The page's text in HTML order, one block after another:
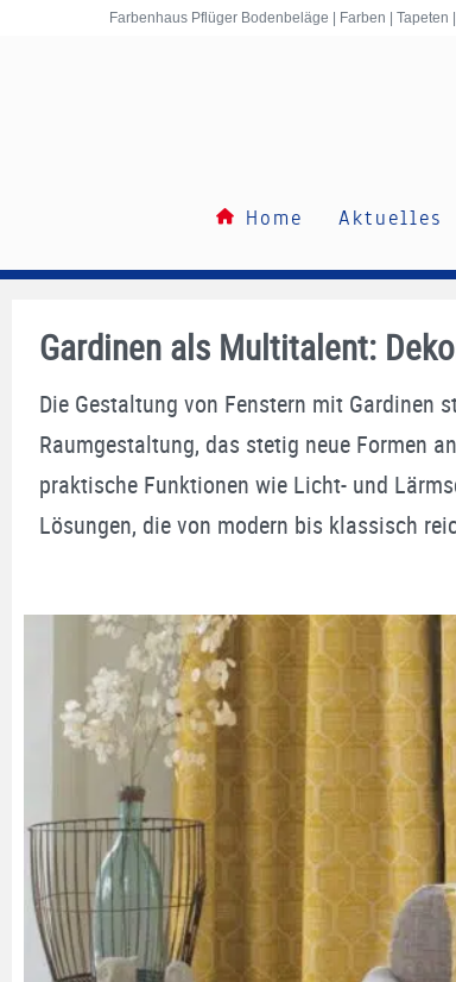
Farbenhaus Pflüger Bodenbeläge | Farben |
Home Aktuelles
Gardinen als Multitalent:
Die Gestaltung von Fenstern mit Gardinen
Raumgestaltung, das stetig neue Formen
praktische Funktionen wie Licht- und
Lösungen, die von modern bis klassisch